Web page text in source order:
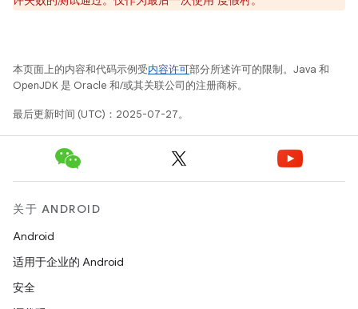
本页面上的内容和代码示例受内容许可部分所述许可的限制。Java 和
OpenJDK 是 Oracle 和/或其关联公司的注册商标。
最后更新时间 (UTC)：2025-07-27。
关于 ANDROID
Android
适用于企业的 Android
安全